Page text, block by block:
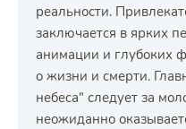
реальности.
заключается в ярких
анимации и глубоких
о жизни и смерти.
небеса" следует за
неожиданно